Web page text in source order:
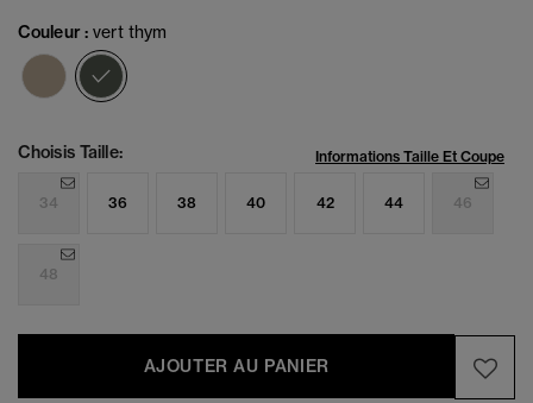
Couleur :vert thym
Choisis Taille: Informations Taille Et Coupe
34 36 38 40 42 44 46
48
AJOUTER AU PANIER